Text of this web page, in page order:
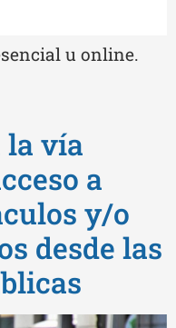
u online.
la vía
a
y/o
desde las